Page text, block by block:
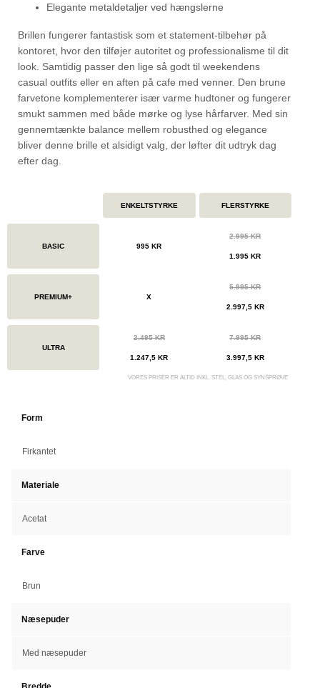
Elegante metaldetaljer ved hængslerne
Brillen fungerer fantastisk som et statement-tilbehør på
kontoret, hvor den tilføjer autoritet og professionalisme til dit
look. Samtidig passer den lige så godt til weekendens
casual outfits eller en aften på cafe med venner. Den brune
farvetone komplementerer især varme hudtoner og fungerer
smukt sammen med både mørke og lyse hårfarver. Med sin
gennemtænkte balance mellem robusthed og elegance
bliver denne brille et alsidigt valg, der løfter dit udtryk dag
efter dag.
ENKELTSTYRKE FLERSTYRKE
BASIC 995 KR
2.995 KR
1.995 KR
PREMIUM+ X
5.995 KR
2.997,5 KR
ULTRA
2.495 KR
1.247,5 KR
7.995 KR
3.997,5 KR
VORES PRISER ER ALTID INKL. STEL, GLAS OG SYNSPRØVE
Form
Firkantet
Materiale
Acetat
Farve
Brun
Næsepuder
Med næsepuder